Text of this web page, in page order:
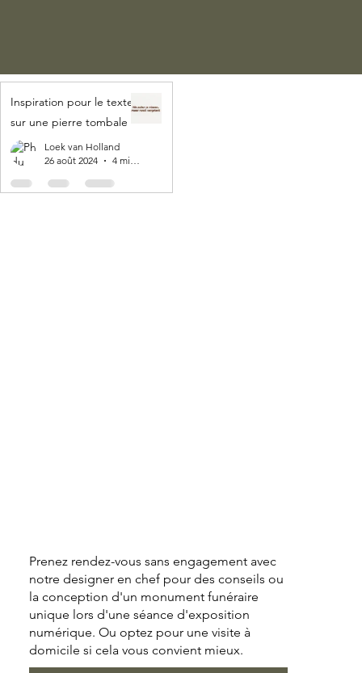
Inspiration pour le texte
sur une pierre tombale
Loek van Holland
26 août 2024
4 min de lecture
Prenez rendez-vous sans engagement avec
notre designer en chef pour des conseils ou
la conception d'un monument funéraire
unique lors d'une séance d'exposition
numérique. Ou optez pour une visite à
domicile si cela vous convient mieux.